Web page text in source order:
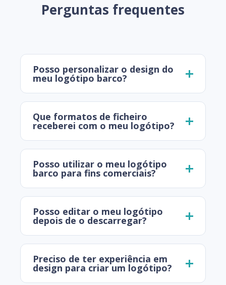
Perguntas frequentes
Posso personalizar o design do
meu logótipo barco?
Que formatos de ficheiro
receberei com o meu logótipo?
Posso utilizar o meu logótipo
barco para fins comerciais?
Posso editar o meu logótipo
depois de o descarregar?
Preciso de ter experiência em
design para criar um logótipo?